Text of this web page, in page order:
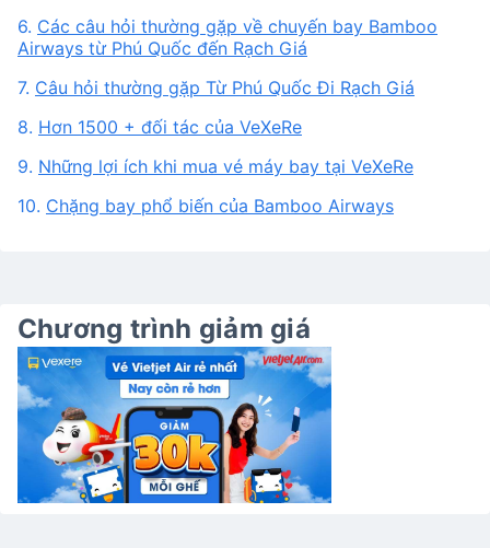
6. Các câu hỏi thường gặp về chuyến bay Bamboo
Airways từ Phú Quốc đến Rạch Giá
7. Câu hỏi thường gặp Từ Phú Quốc Đi Rạch Giá
8. Hơn 1500 + đối tác của VeXeRe
9. Những lợi ích khi mua vé máy bay tại VeXeRe
10. Chặng bay phổ biến của Bamboo Airways
Chương trình giảm giá